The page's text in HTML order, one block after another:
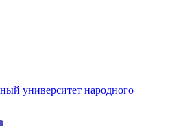
университет народного